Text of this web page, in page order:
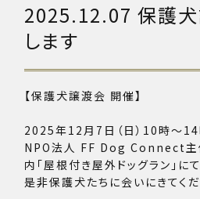
2025.12.07 保護
します
【保護犬譲渡会 開催】
2025年12月7日（日）10時～
NPO法人 FF Dog Connect主
内「屋根付き屋外ドッグラン」に
是非保護犬たちに会いにきてくだ